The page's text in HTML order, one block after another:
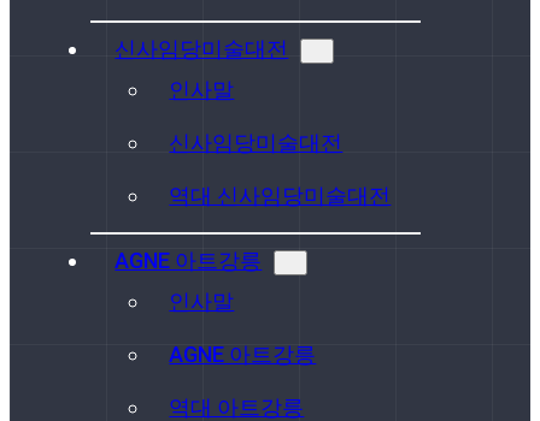
신사임당미술대전
인사말
신사임당미술대전
역대 신사임당미술대전
AGNE 아트강릉
인사말
AGNE 아트강릉
역대 아트강릉